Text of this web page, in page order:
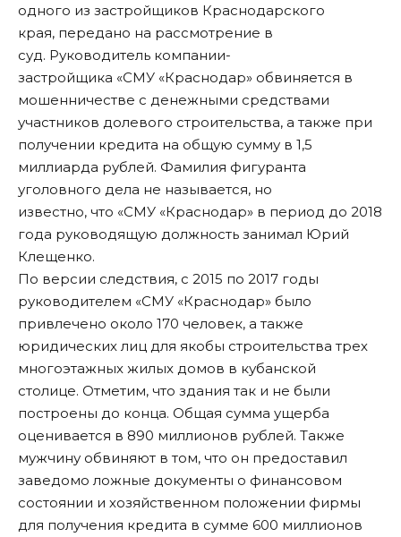
одного из застройщиков Краснодарского
края, передано на рассмотрение в
суд. Руководитель компании-
застройщика «СМУ «Краснодар» обвиняется в
мошенничестве с денежными средствами
участников долевого строительства, а также при
получении кредита на общую сумму в 1,5
миллиарда рублей. Фамилия фигуранта
уголовного дела не называется, но
известно, что «СМУ «Краснодар» в период до 2018
года руководящую должность занимал Юрий
Клещенко.
По версии следствия, с 2015 по 2017 годы
руководителем «СМУ «Краснодар» было
привлечено около 170 человек, а также
юридических лиц для якобы строительства трех
многоэтажных жилых домов в кубанской
столице. Отметим, что здания так и не были
построены до конца. Общая сумма ущерба
оценивается в 890 миллионов рублей. Также
мужчину обвиняют в том, что он предоставил
заведомо ложные документы о финансовом
состоянии и хозяйственном положении фирмы
для получения кредита в сумме 600 миллионов